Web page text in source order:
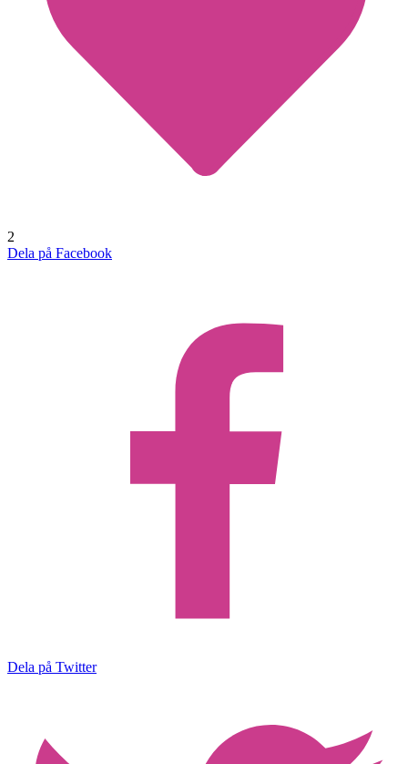
2
Dela på Facebook
Dela på Twitter